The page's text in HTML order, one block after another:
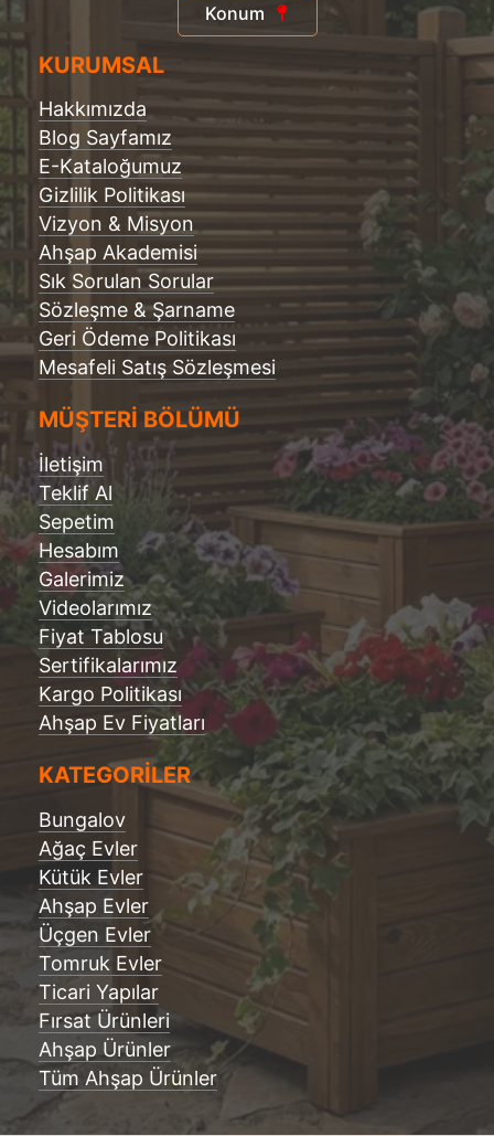
Konum
KURUMSAL
Hakkımızda
Blog Sayfamız
E-Kataloğumuz
Gizlilik Politikası
Vizyon & Misyon
Ahşap Akademisi
Sık Sorulan Sorular
Sözleşme & Şarname
Geri Ödeme Politikası
Mesafeli Satış Sözleşmesi
MÜŞTERİ BÖLÜMÜ
İletişim
Teklif Al
Sepetim
Hesabım
Galerimiz
Videolarımız
Fiyat Tablosu
Sertifikalarımız
Kargo Politikası
Ahşap Ev Fiyatları
KATEGORİLER
Bungalov
Ağaç Evler
Kütük Evler
Ahşap Evler
Üçgen Evler
Tomruk Evler
Ticari Yapılar
Fırsat Ürünleri
Ahşap Ürünler
Tüm Ahşap Ürünler